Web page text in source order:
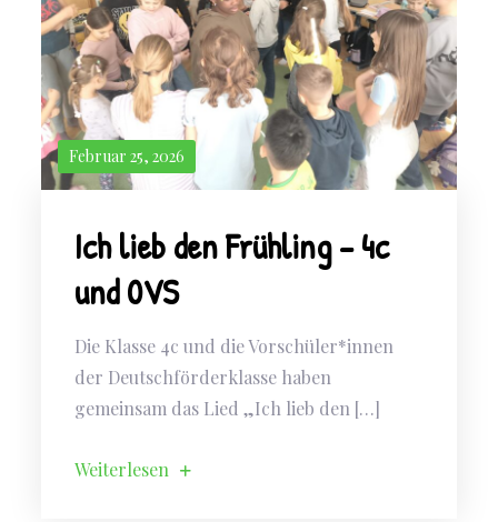
Februar 25, 2026
Ich lieb den Frühling – 4c
und 0VS
Die Klasse 4c und die Vorschüler*innen
der Deutschförderklasse haben
gemeinsam das Lied „Ich lieb den […]
Weiterlesen